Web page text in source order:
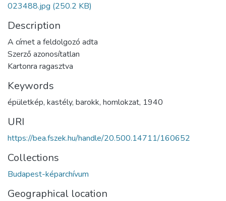
023488.jpg (250.2 KB)
Description
A címet a feldolgozó adta
Szerző azonosítatlan
Kartonra ragasztva
Keywords
épületkép, kastély, barokk, homlokzat, 1940
URI
https://bea.fszek.hu/handle/20.500.14711/160652
Collections
Budapest-képarchívum
Geographical location